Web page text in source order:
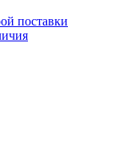
поставки